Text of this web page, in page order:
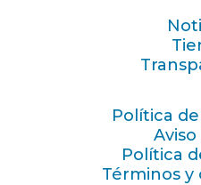
Política
Política
Términos y